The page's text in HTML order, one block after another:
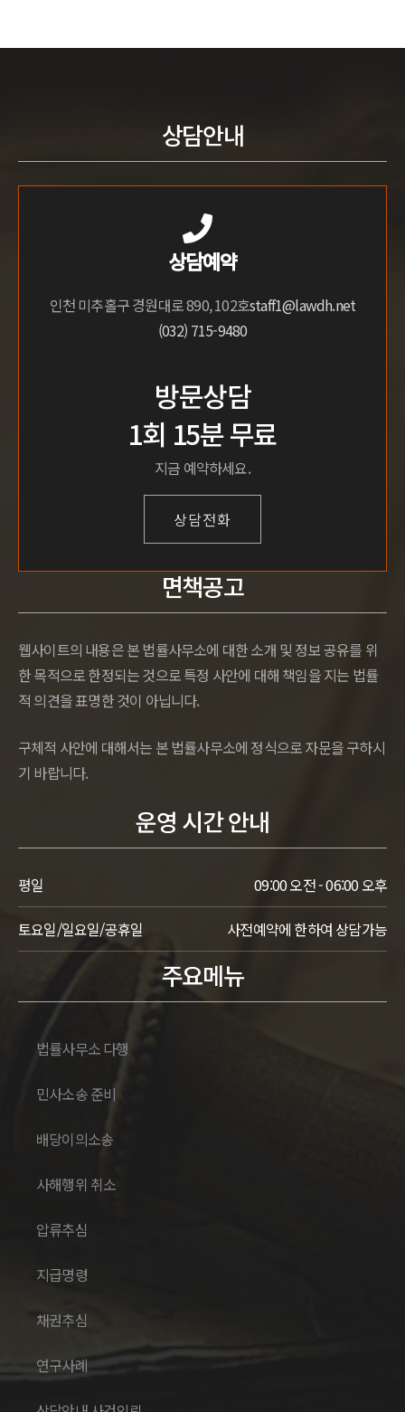
면책공고
웹사이트의 내용은 본 법률사무소에 대한 소개 및 정보 공유를 위
한 목적으로 한정되는 것으로 특정 사안에 대해 책임을 지는 법률
적 의견을 표명한 것이 아닙니다.
구체적 사안에 대해서는 본 법률사무소에 정식으로 자문을 구하시
기 바랍니다.
운영 시간 안내
평일 09:00 오전 - 06:00 오후
토요일/일요일/공휴일 사전예약에 한하여 상담가능
상담안내
상담예약
인천 미추홀구 경원대로 890, 102호staff1@lawdh.net
(032) 715-9480
방문상담
1회 15분 무료
지금 예약하세요.
상담전화
주요메뉴
법률사무소 다행
민사소송 준비
배당이의소송
사해행위 취소
압류추심
지급명령
채권추심
연구사례